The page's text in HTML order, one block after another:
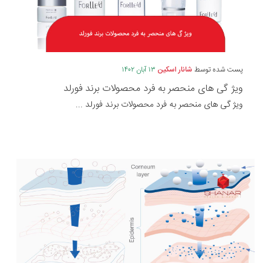
پست شده توسط شانار اسکین ۱۳ آبان ۱۴۰۲
ویژ گی های منحصر به فرد محصولات برند فورلد
ویژ گی های منحصر به فرد محصولات برند فورلد ...